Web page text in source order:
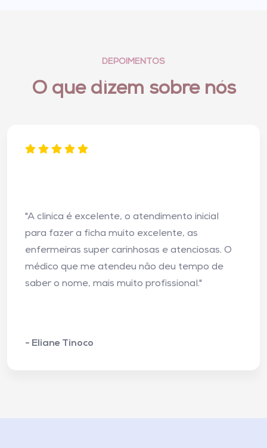
DEPOIMENTOS
O que dizem sobre nós
"A clinica é excelente, o atendimento inicial
para fazer a ficha muito excelente, as
enfermeiras super carinhosas e atenciosas. O
médico que me atendeu não deu tempo de
saber o nome, mais muito profissional."
- Eliane Tinoco